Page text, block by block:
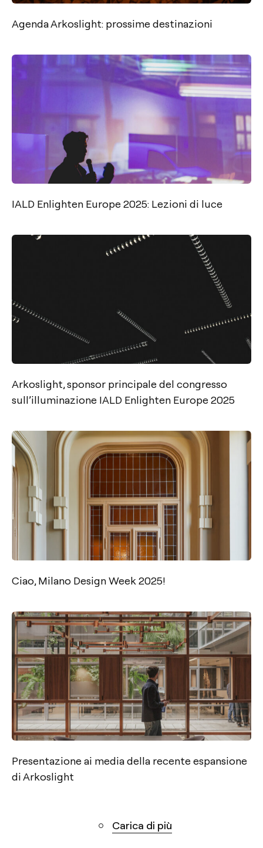
Agenda Arkoslight: prossime destinazioni
IALD Enlighten Europe 2025: Lezioni di luce
Arkoslight, sponsor principale del congresso
sull’illuminazione IALD Enlighten Europe 2025
Ciao, Milano Design Week 2025!
Presentazione ai media della recente espansione
di Arkoslight
Carica di più
Contatto